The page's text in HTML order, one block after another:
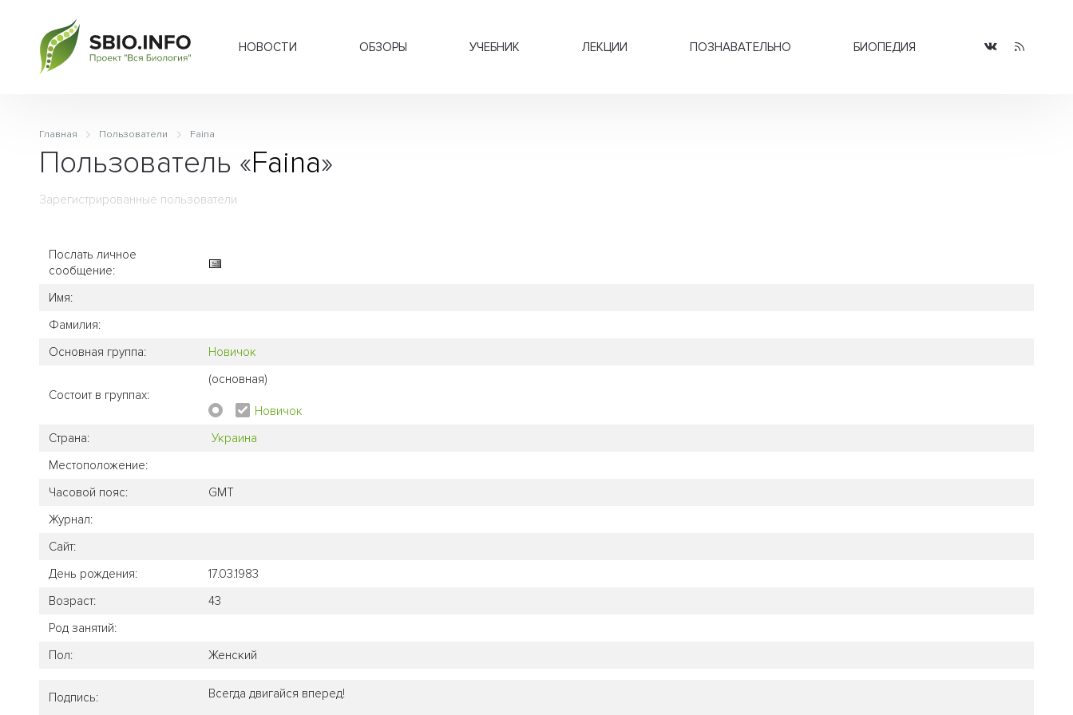
НОВОСТИ ОБЗОРЫ УЧЕБНИК ЛЕКЦИИ ПОЗНАВАТЕЛЬНО БИОПЕДИЯ
Главная Пользователи Faina
Пользователь «Faina»
Зарегистрированные пользователи
Послать личное
сообщение:
Имя:
Фамилия:
Основная группа:
Новичок
Состоит в группах:
(основная)
Новичок
Страна:
Украина
Местоположение:
Часовой пояс:
GMT
Журнал:
Сайт:
День рождения:
17.03.1983
Возраст:
43
Род занятий:
Пол:
Женский
Подпись: Всегда двигайся вперед!